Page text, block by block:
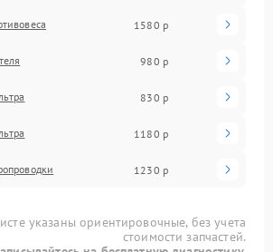
1580 р
980 р
830 р
1180 р
1230 р
указаны ориентировочные, без учета
стоимости запчастей.